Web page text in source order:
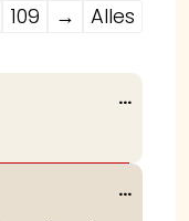
109 →
Alles
...Wissel
...Wissel